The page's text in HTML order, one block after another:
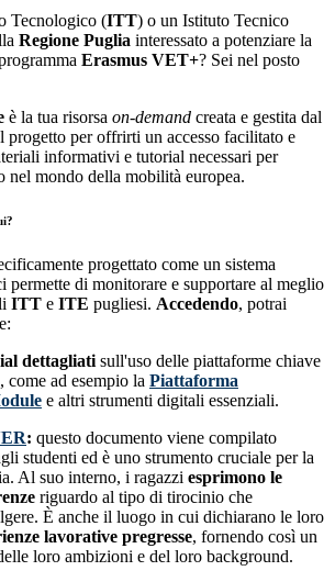
Tecnologico (ITT) o un Istituto Tecnico
Regione Puglia interessato a potenziare la
Erasmus VET+? Sei nel posto
è la tua risorsa on-demand creata e gestita dal
progetto per offrirti un accesso facilitato e
informativi e tutorial necessari per
nel mondo della mobilità europea.
progettato come un sistema
permette di monitorare e supportare al meglio
ITT e ITE pugliesi. Accedendo, potrai
dettagliati sull'uso delle piattaforme chiave
come ad esempio la Piattaforma
e altri strumenti digitali essenziali.
: questo documento viene compilato
studenti ed è uno strumento cruciale per la
Al suo interno, i ragazzi esprimono le
riguardo al tipo di tirocinio che
È anche il luogo in cui dichiarano le loro
lavorative pregresse, fornendo così un
loro ambizioni e del loro background.